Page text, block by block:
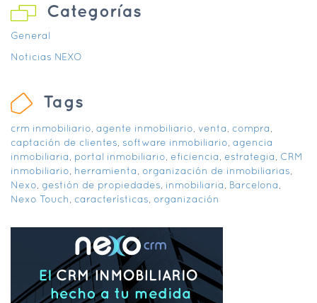
Categorías
General
Noticias NEXO
Tags
crm inmobiliario agente inmobiliario venta compra
captación de clientes software inmobiliario agencia
inmobiliaria
portal inmobiliario eficiencia estrategia
CRM
inmobiliario herramienta organización de inmobiliarias
Nexo gestión de propiedades inmobiliaria Barcelona
Nexo Touch características organización